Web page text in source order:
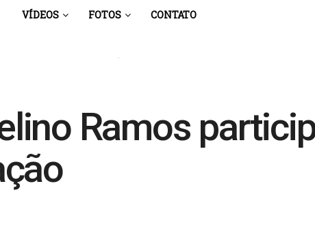
VÍDEOS FOTOS CONTATO
Ramos